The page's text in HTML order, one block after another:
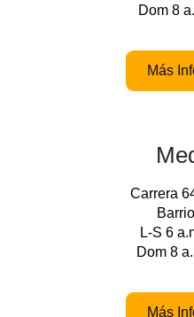
Dom 8
Más
Carrera
L-S 6
Dom 8
Más